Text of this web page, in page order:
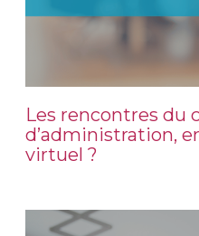
Les rencontres du
d’administration,
virtuel ?